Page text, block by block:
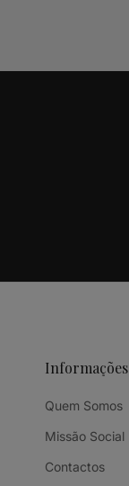
Informações
Quem Somos
Missão Social
Contactos